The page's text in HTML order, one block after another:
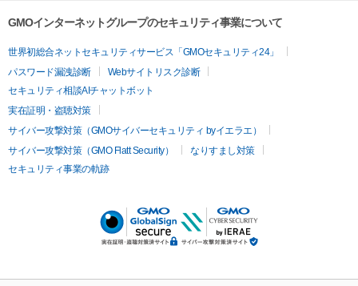
GMOインターネットグループのセキュリティ事業について
世界初総合ネットセキュリティサービス「GMOセキュリティ24」
パスワード漏洩診断
Webサイトリスク診断
セキュリティ相談AIチャットボット
実在証明・盗聴対策
サイバー攻撃対策（GMOサイバーセキュリティ byイエラエ）
サイバー攻撃対策（GMO Flatt Security）
なりすまし対策
セキュリティ事業の軌跡